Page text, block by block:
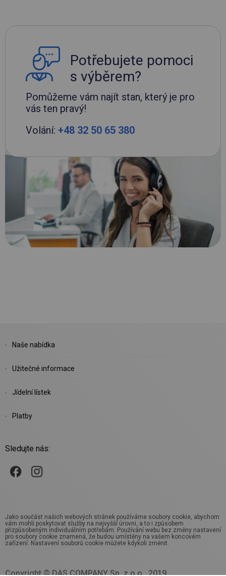
Potřebujete pomoci
s výběrem?
Pomůžeme vám najít stan, který je pro
vás ten pravý!
Volání: +48 32 50 65 380
Naše nabídka
Užitečné informace
Jídelní lístek
Platby
Sledujte nás:
Jako součást našich webových stránek používáme soubory cookie, abychom
vám mohli poskytovat služby na nejvyšší úrovni, a to i způsobem
přizpůsobeným individuálním potřebám. Používání webu bez změny nastavení
pro soubory cookie znamená, že budou umístěny na vašem koncovém
zařízení. Nastavení souborů cookie můžete kdykoli změnit.
Copyright © DAS COMPANY Sp. z o.o., 2019.